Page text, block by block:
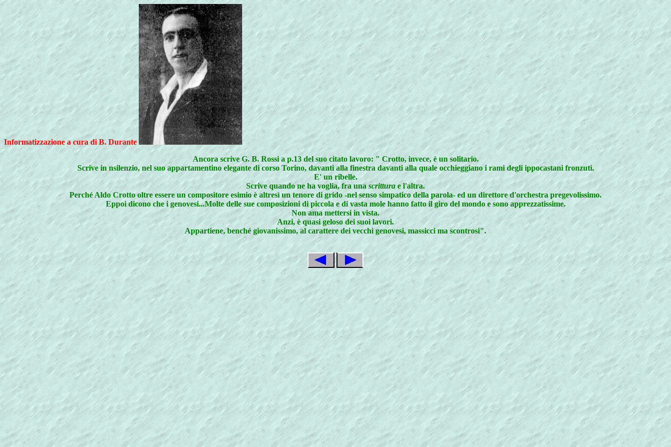
Informatizzazione a cura di B. Durante
Ancora scrive G. B. Rossi a p.13 del suo citato lavoro: " Crotto, invece, è un solitario.
Scrive in nsilenzio, nel suo appartamentino elegante di corso Torino, davanti alla finestra davanti alla quale occhieggiano i rami degli ippocastani fronzuti.
E' un ribelle.
Scrive quando ne ha voglia, fra unascritturae l'altra.
Perché Aldo Crotto oltre essere un compositore esimio è altresì un tenore di grido -nel senso simpatico della parola- ed un direttore d'orchestra pregevolissimo.
Eppoi dicono che i genovesi...Molte delle sue composizioni di piccola e di vasta mole hanno fatto il giro del mondo e sono apprezzatissime.
Non ama mettersi in vista.
Anzi, è quasi geloso dei suoi lavori.
Appartiene, benché giovanissimo, al carattere dei vecchi genovesi, massicci ma scontrosi".